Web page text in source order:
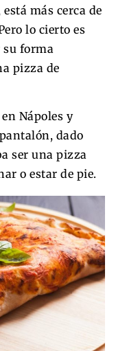
más cerca de
lo cierto es
su forma
pizza de
Nápoles y
dado
ser una pizza
o estar de pie.